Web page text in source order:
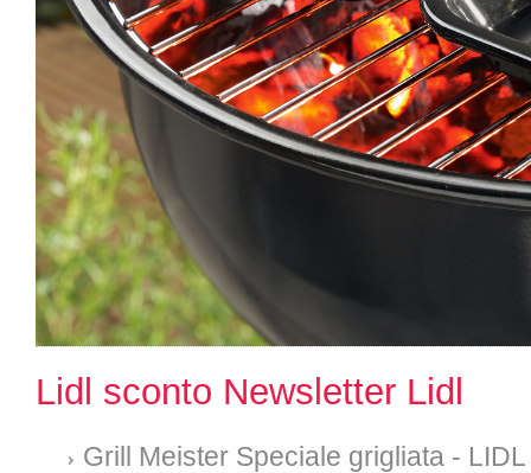
Lidl sconto Newsletter Lidl
Grill Meister Speciale grigliata -